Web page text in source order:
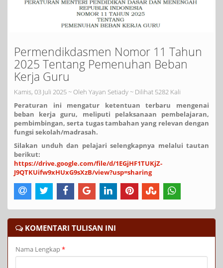
Permendikdasmen Nomor 11 Tahun
2025 Tentang Pemenuhan Beban
Kerja Guru
Kamis, 03 Juli 2025 ~ Oleh Yayan Setiady ~ Dilihat 5282 Kali
Peraturan ini mengatur ketentuan terbaru mengenai
beban kerja guru, meliputi pelaksanaan pembelajaran,
pembimbingan, serta tugas tambahan yang relevan dengan
fungsi sekolah/madrasah.
Silakan unduh dan pelajari selengkapnya melalui tautan
berikut:
https://drive.google.com/file/d/1EGjHF1TUKjZ-
J9QTKUifw9xHUxG9sXzB/view?usp=sharing
KOMENTARI TULISAN INI
Nama Lengkap*